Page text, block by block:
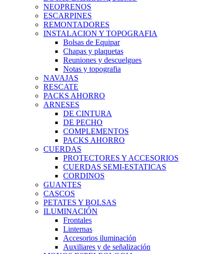
NEOPRENOS
ESCARPINES
REMONTADORES
INSTALACION Y TOPOGRAFIA
Bolsas de Equipar
Chapas y plaquetas
Reuniones y descuelgues
Notas y topografia
NAVAJAS
RESCATE
PACKS AHORRO
ARNESES
DE CINTURA
DE PECHO
COMPLEMENTOS
PACKS AHORRO
CUERDAS
PROTECTORES Y ACCESORIOS
CUERDAS SEMI-ESTATICAS
CORDINOS
GUANTES
CASCOS
PETATES Y BOLSAS
ILUMINACIÓN
Frontales
Linternas
Accesorios iluminación
Auxiliares y de señalización